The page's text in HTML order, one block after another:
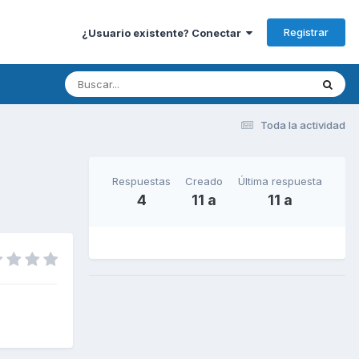
¿Usuario existente? Conectar Registrar
Toda la actividad
Respuestas
4
Creado
11 a
Última respuesta
11 a